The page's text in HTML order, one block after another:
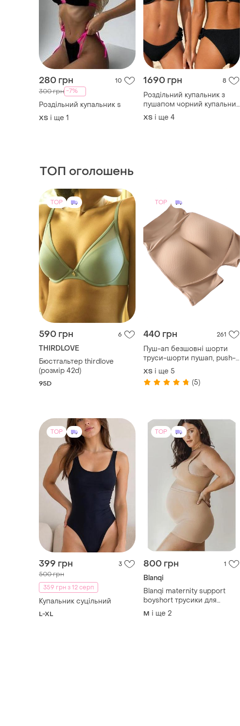
280 грн 10
300 грн -7%
Роздільний купальник s
ХS і ще 1
1690 грн 8
Роздільний купальник з
пушапом чорний купальник
з пушапом push up
купальник анжеліка
ХS і ще 4
ТОП оголошень
TOP
590 грн 6
THIRDLOVE
Бюстгальтер thirdlove
(розмір 42d)
95D
TOP
440 грн 261
Пуш-ап безшовні шорти
труси-шорти пушап, push-
up труси для збільшення
попи накладна попа 3108
ХS і ще 5
(5)
TOP
399 грн 3
500 грн
359 грн з 12 серп
Купальник суцільний
L-XL
TOP
800 грн 1
Blanqi
Blanqi maternity support
boyshort трусики для
вагітних
M і ще 2